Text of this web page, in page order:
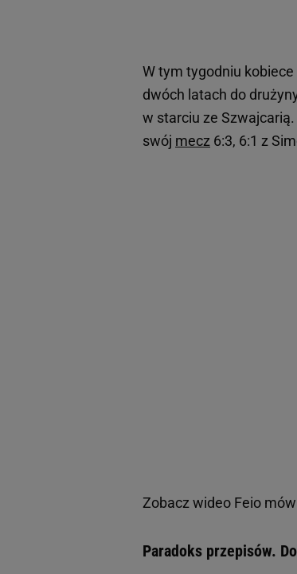
W tym tygodniu
dwóch latach do
w starciu ze
swój mecz 6:3, 6:1 z
Zobacz wideo Feio
Paradoks przepisów.